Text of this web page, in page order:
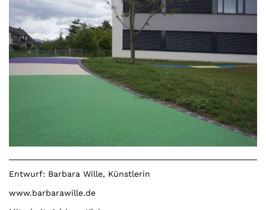
Entwurf: Barbara Wille, Künstlerin
www.barbarawille.de